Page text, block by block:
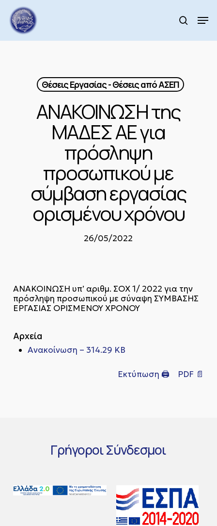
main
content
search
Θέσεις Εργασίας - Θέσεις από ΑΣΕΠ
ΑΝΑΚΟΙΝΩΣΗ της
ΜΑΔΕΣ ΑΕ για
πρόσληψη
προσωπικού με
σύμβαση εργασίας
ορισμένου χρόνου
26/05/2022
ΑΝΑΚΟΙΝΩΣΗ υπ’ αριθμ. ΣΟΧ 1/ 2022 για την
πρόσληψη προσωπικού με σύναψη ΣΥΜΒΑΣΗΣ
ΕΡΓΑΣΙΑΣ ΟΡΙΣΜΕΝΟΥ ΧΡΟΝΟΥ
Αρχεία
Ανακοίνωση – 314.29 KB
Εκτύπωση 🖨 PDF 📄
ΓρήγοροιΣύνδεσμοι
Menu